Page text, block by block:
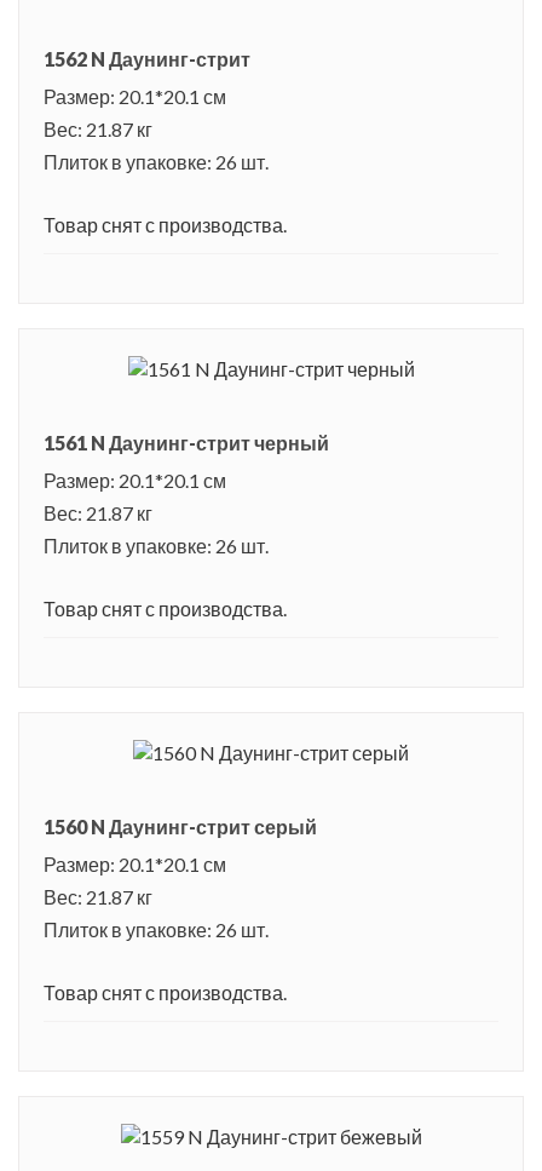
1562 N Даунинг-стрит
Размер: 20.1*20.1 см
Вес: 21.87 кг
Плиток в упаковке: 26 шт.
Товар снят с производства.
1561 N Даунинг-стрит черный
Размер: 20.1*20.1 см
Вес: 21.87 кг
Плиток в упаковке: 26 шт.
Товар снят с производства.
1560 N Даунинг-стрит серый
Размер: 20.1*20.1 см
Вес: 21.87 кг
Плиток в упаковке: 26 шт.
Товар снят с производства.